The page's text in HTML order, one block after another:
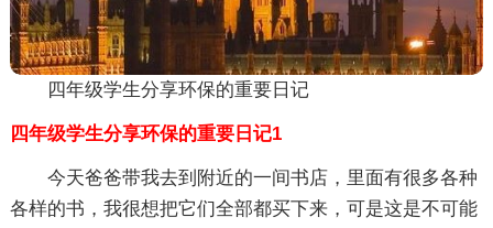
四年级学生分享环保的重要日记
四年级学生分享环保的重要日记1
今天爸爸带我去到附近的一间书店，里面有很多各种
各样的书，我很想把它们全部都买下来，可是这是不可能